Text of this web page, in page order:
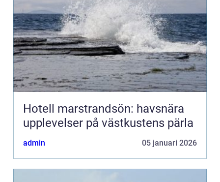
Hotell marstrandsön: havsnära
upplevelser på västkustens pärla
admin 05 januari 2026